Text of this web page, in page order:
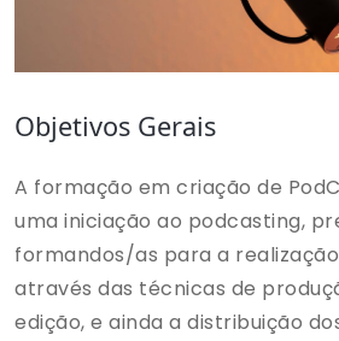
Objetivos Gerais
A formação em criação de
uma iniciação ao podcasting,
formandos/as para a
através das técnicas de
edição, e ainda a distribuição